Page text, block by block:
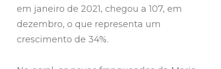
em janeiro de 2021, chegou a 107, em
dezembro, o que representa um
crescimento de 34%.